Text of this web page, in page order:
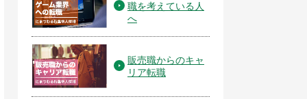
職を考えている人
へ
販売職からのキャ
リア転職